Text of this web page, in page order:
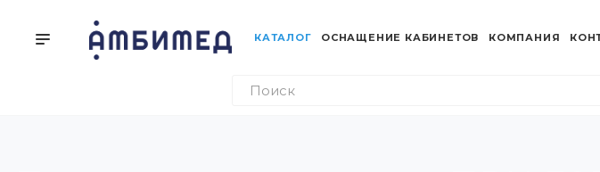
КАТАЛОГ ОСНАЩЕНИЕ КАБИНЕТОВ КОМПАНИЯ